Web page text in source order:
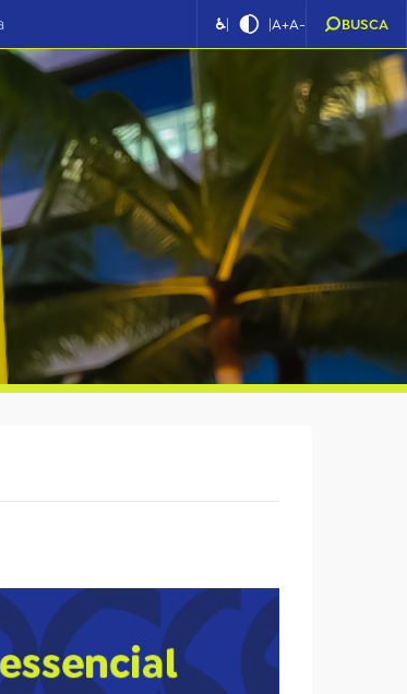
♿| |A+A- BUSCA